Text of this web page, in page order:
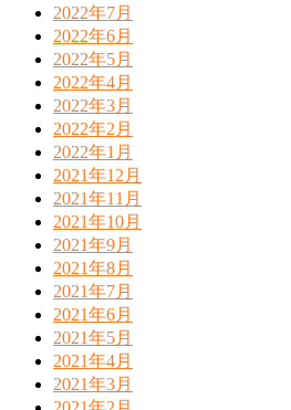
2022年7月
2022年6月
2022年5月
2022年4月
2022年3月
2022年2月
2022年1月
2021年12月
2021年11月
2021年10月
2021年9月
2021年8月
2021年7月
2021年6月
2021年5月
2021年4月
2021年3月